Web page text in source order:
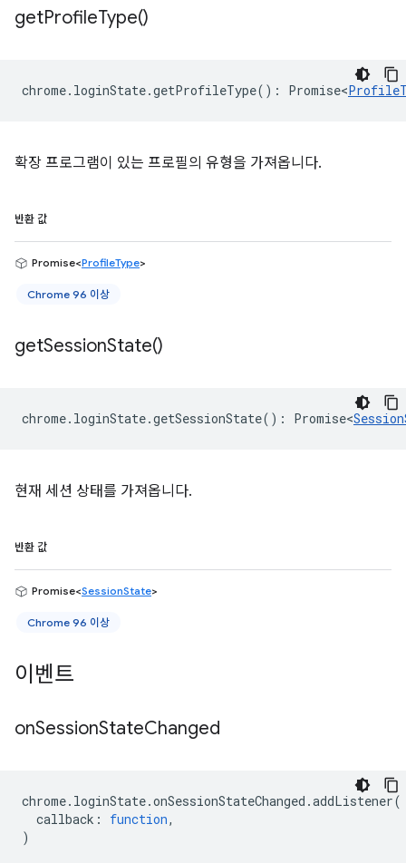
getProfileType()
chrome. loginState.getProfileType() : Promise<
확장 프로그램이 있는 프로필의 유형을 가져옵니다.
반환 값
Promise<ProfileType>
Chrome 96 이상
getSessionState()
chrome. loginState.getSessionState() : Promise<
현재 세션 상태를 가져옵니다.
반환 값
Promise<SessionState>
Chrome 96 이상
이벤트
onSessionStateChanged
chrome. loginState.onSessionStateChanged .addListener(
callback : function,
)